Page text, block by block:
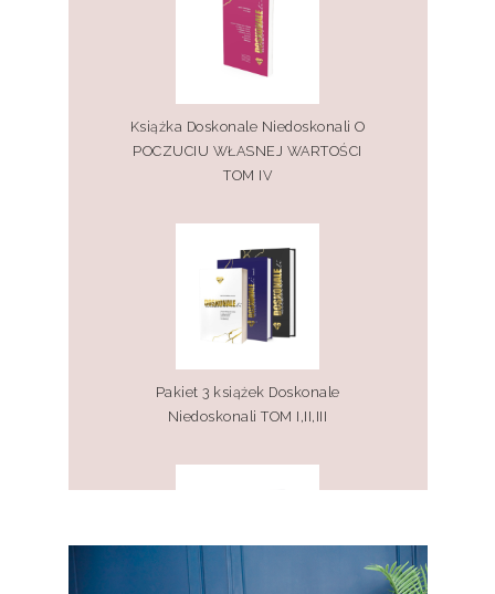
Książka Doskonale Niedoskonali O
POCZUCIU WŁASNEJ WARTOŚCI
TOM IV
Pakiet 3 książek Doskonale
Niedoskonali TOM I,II,III